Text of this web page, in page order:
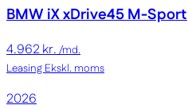
BMW iXxDrive45 M-Sport
4.962 kr./md.
Leasing Ekskl. moms
2026